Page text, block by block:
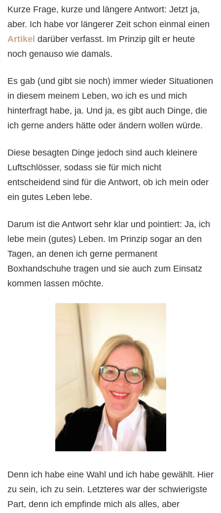
Kurze Frage, kurze und längere Antwort: Jetzt ja,
aber. Ich habe vor längerer Zeit schon einmal einen
Artikel darüber verfasst. Im Prinzip gilt er heute
noch genauso wie damals.
Es gab (und gibt sie noch) immer wieder Situationen
in diesem meinem Leben, wo ich es und mich
hinterfragt habe, ja. Und ja, es gibt auch Dinge, die
ich gerne anders hätte oder ändern wollen würde.
Diese besagten Dinge jedoch sind auch kleinere
Luftschlösser, sodass sie für mich nicht
entscheidend sind für die Antwort, ob ich mein oder
ein gutes Leben lebe.
Darum ist die Antwort sehr klar und pointiert: Ja, ich
lebe mein (gutes) Leben. Im Prinzip sogar an den
Tagen, an denen ich gerne permanent
Boxhandschuhe tragen und sie auch zum Einsatz
kommen lassen möchte.
Denn ich habe eine Wahl und ich habe gewählt. Hier
zu sein, ich zu sein. Letzteres war der schwierigste
Part, denn ich empfinde mich als alles, aber